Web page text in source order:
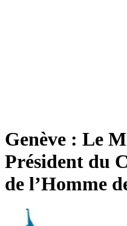
Genève : Le
Président du
de l’Homme